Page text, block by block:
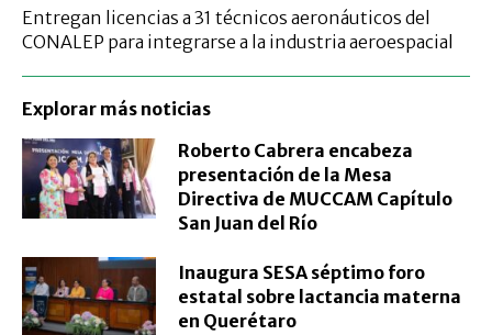
Entregan licencias a 31 técnicos aeronáuticos del
CONALEP para integrarse a la industria aeroespacial
Explorar más noticias
Roberto Cabrera encabeza
presentación de la Mesa
Directiva de MUCCAM Capítulo
San Juan del Río
Inaugura SESA séptimo foro
estatal sobre lactancia materna
en Querétaro